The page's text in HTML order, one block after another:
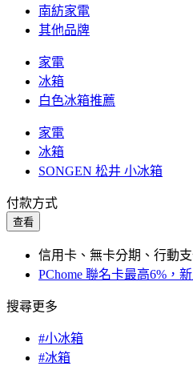
南紡家電
其他品牌
家電
冰箱
白色冰箱推薦
家電
冰箱
SONGEN 松井 小冰箱
付款方式
查看
信用卡、無卡分期、行動
PChome 聯名卡最高6%，
搜尋更多
#小冰箱
#冰箱